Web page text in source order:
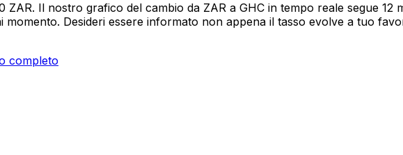
Il nostro grafico del cambio da ZAR a GHC in tempo reale segue 12
Desideri essere informato non appena il tasso evolve a tuo
completo